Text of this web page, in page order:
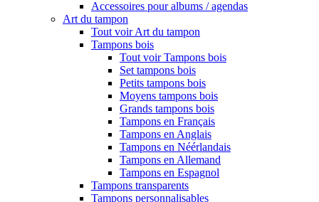
Accessoires pour albums / agendas
Art du tampon
Tout voir Art du tampon
Tampons bois
Tout voir Tampons bois
Set tampons bois
Petits tampons bois
Moyens tampons bois
Grands tampons bois
Tampons en Français
Tampons en Anglais
Tampons en Néérlandais
Tampons en Allemand
Tampons en Espagnol
Tampons transparents
Tampons personnalisables